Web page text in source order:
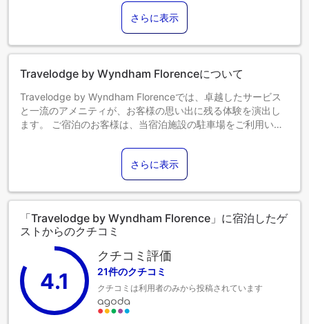
添い寝の場合は宿泊無料です。
17歳以上のゲストは大人とみなされます。
エキストラベッドの追加可否は、お部屋タイプにより異なり
ます。各部屋タイプ欄の記載をご確認ください。
さらに表示
Travelodge by Wyndham Florenceについて
Travelodge by Wyndham Florenceでは、卓越したサービス
と一流のアメニティが、お客様の思い出に残る体験を演出し
ます。 ご宿泊のお客様は、当宿泊施設の駐車場をご利用いた
ービスもご利用いただけます。 Travelodge by Wyndham
Florenceのランドリーサービスを利用すれば、一番お気に入
りの服装を繰り返し楽しむことができます。 Travelodge by
Wyndham Florenceの客室は、快適で家庭的な雰囲気をお客
す。ご満足いただけるよう、一部の客室にはエアコンが備わ
っており、より快適にご滞在いただけるリネンサービスもご
ざいます。一部の客室では、室内でのビデオストリーミン
グ、日刊新聞、テレビなどの娯楽をお楽しみいただけます。
一部の客室では、コーヒーや紅茶を淹れるのに必要なものが
すべて揃っております。 バスルームの重要性を理解している
当宿泊施設では、バスローブ、タオル、ドライヤーをご用意
しております。 Travelodge by Wyndham Florenceでは、軽
さらに表示
「Travelodge by Wyndham Florence」に宿泊したゲ
ストからのクチコミ
4.1
クチコミ評価
21件のクチコミ
クチコミは利用者のみから投稿されています